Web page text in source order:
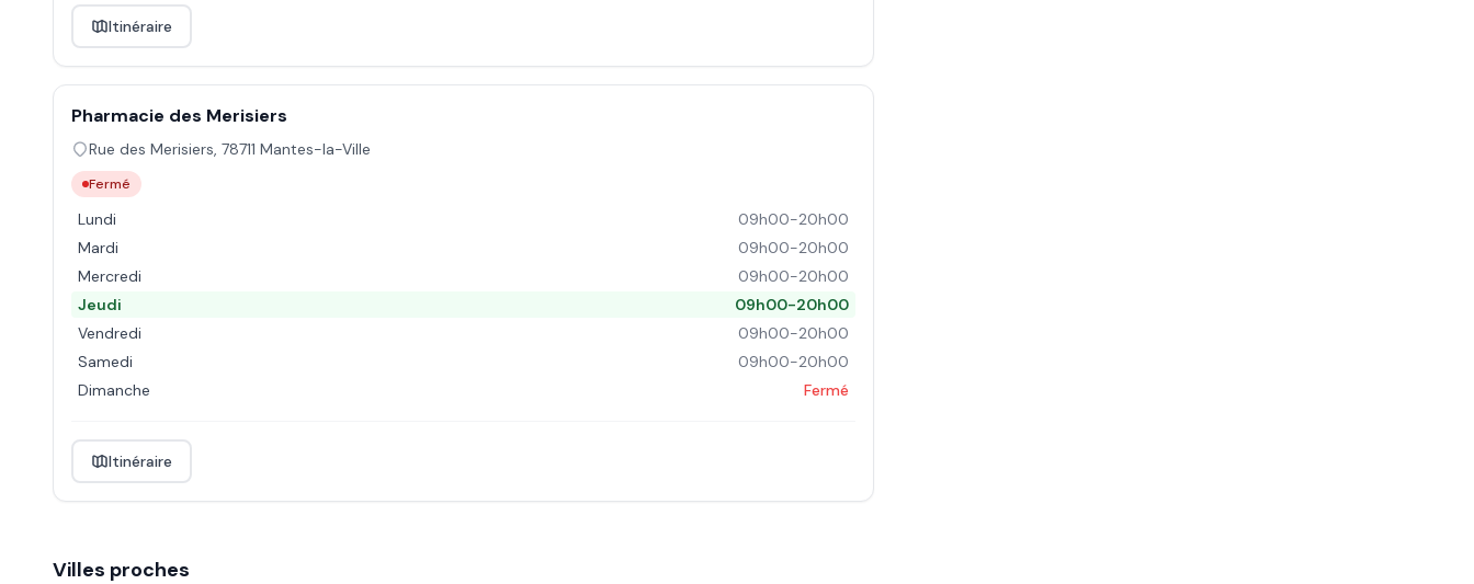
Itinéraire
Pharmacie des Merisiers
Rue des Merisiers, 78711 Mantes-la-Ville
Fermé
Lundi
09h00-20h00
Mardi
09h00-20h00
Mercredi
09h00-20h00
Jeudi
09h00-20h00
Vendredi
09h00-20h00
Samedi
09h00-20h00
Dimanche
Fermé
Itinéraire
Villes proches